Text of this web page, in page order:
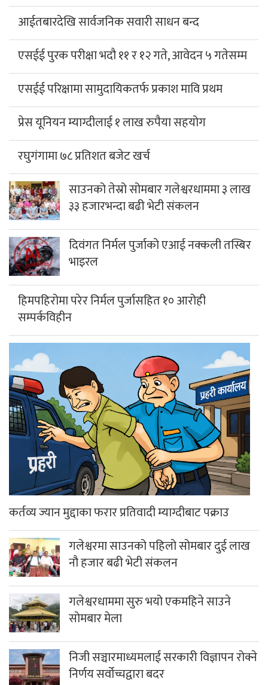
आईतबारदेखि सार्वजनिक सवारी साधन बन्द
एसईई पुरक परीक्षा भदौ ११ र १२ गते, आवेदन ५ गतेसम्म
एसईई परिक्षामा सामुदायिकतर्फ प्रकाश मावि प्रथम
प्रेस यूनियन म्याग्दीलाई १ लाख रुपैया सहयोग
रघुगंगामा ७८ प्रतिशत बजेट खर्च
साउनको तेस्रो सोमबार गलेश्वरधाममा ३ लाख
३३ हजारभन्दा बढी भेटी संकलन
दिवंगत निर्मल पुर्जाको एआई नक्कली तस्बिर
भाइरल
हिमपहिरोमा परेर निर्मल पुर्जासहित १० आरोही
सम्पर्कविहीन
कर्तव्य ज्यान मुद्दाका फरार प्रतिवादी म्याग्दीबाट पक्राउ
गलेश्वरमा साउनको पहिलो सोमबार दुई लाख
नौ हजार बढी भेटी संकलन
गलेश्वरधाममा सुरु भयो एकमहिने साउने
सोमबार मेला
निजी सञ्चारमाध्यमलाई सरकारी विज्ञापन रोक्ने
निर्णय सर्वोच्चद्वारा बदर